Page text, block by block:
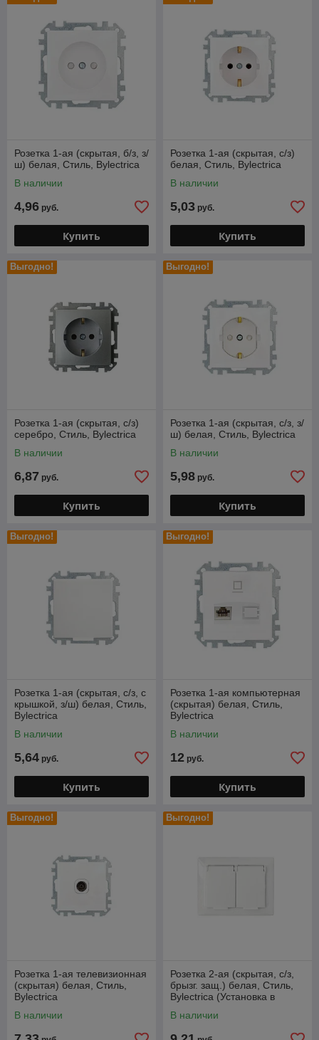
Розетка 1-ая (скрытая, б/з, з/
ш) белая, Стиль, Bylectrica
В наличии
4,96 руб.
Купить
Розетка 1-ая (скрытая, с/з)
белая, Стиль, Bylectrica
В наличии
5,03 руб.
Купить
Выгодно!
Розетка 1-ая (скрытая, с/з)
серебро, Стиль, Bylectrica
В наличии
6,87 руб.
Купить
Выгодно!
Розетка 1-ая (скрытая, с/з, з/
ш) белая, Стиль, Bylectrica
В наличии
5,98 руб.
Купить
Выгодно!
Розетка 1-ая (скрытая, с/з, с
крышкой, з/ш) белая, Стиль,
Bylectrica
В наличии
5,64 руб.
Купить
Выгодно!
Розетка 1-ая компьютерная
(скрытая) белая, Стиль,
Bylectrica
В наличии
12 руб.
Купить
Выгодно!
Розетка 1-ая телевизионная
(скрытая) белая, Стиль,
Bylectrica
В наличии
Выгодно!
Розетка 2-ая (cкрытая, с/з,
брызг. защ.) белая, Стиль,
Bylectrica (Установка в
В наличии